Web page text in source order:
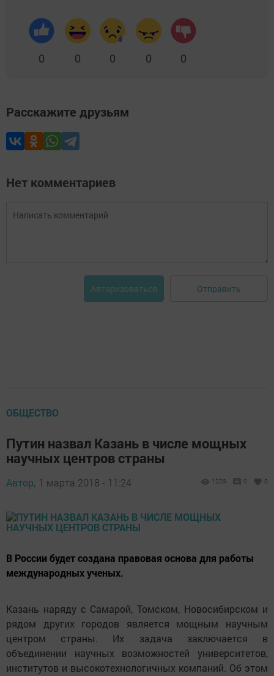
0 0 0 0 0
Расскажите друзьям
Нет комментариев
Авторизоваться Отправить
ОБЩЕСТВО
Путин назвал Казань в числе мощных
научных центров страны
Автор, 1 марта 2018 - 11:24 1229 0 0
В России будет создана правовая основа для работы
международных ученых.
Казань наряду с Самарой, Томском, Новосибирском и
рядом других городов является мощным научным
центром страны. Их задача заключается в
объединении научных возможностей университетов,
институтов и высокотехнологичных компаний. Об этом